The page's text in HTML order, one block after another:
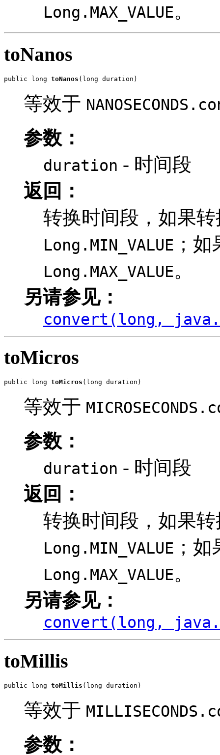
Long.MAX_VALUE。
toNanos
public long toNanos (long duration)
等效于
参数：
duration - 时间段
返回：
转换时间段，如果
Long.MIN_VALUE ；
Long.MAX_VALUE。
另请参见：
convert(long,
toMicros
public long toMicros (long duration)
等效于
参数：
duration - 时间段
返回：
转换时间段，如果
Long.MIN_VALUE ；
Long.MAX_VALUE。
另请参见：
convert(long,
toMillis
public long toMillis (long duration)
等效于
参数：